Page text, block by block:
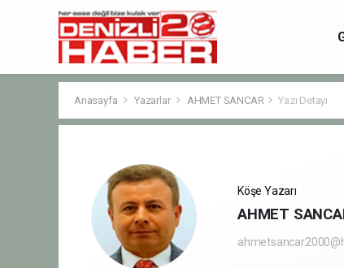
Anasayfa Yazarlar AHMET SANCAR Yazı Detayı
Köşe Yazarı
AHMET